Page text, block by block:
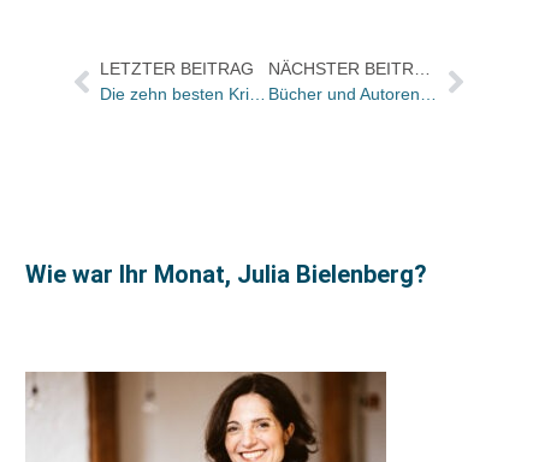
LETZTER BEITRAG
Die zehn besten Krimis im November/ Steinfest behauptet Platz 1
Wie war Ihr Monat, Julia Bielenberg?